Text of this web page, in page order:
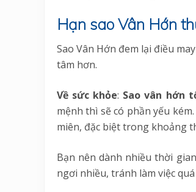
Hạn sao Vân Hớn
Sao Vân Hớn đem lại điều
tâm hơn.
Về sức khỏe: Sao vân hớn
mệnh thì sẽ có phần yếu
miên, đặc biệt trong khoảng
Bạn nên dành nhiều thời
ngơi nhiều, tránh làm việc